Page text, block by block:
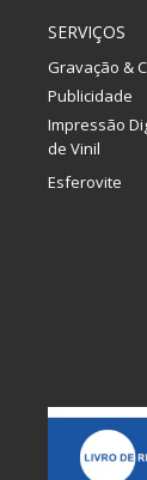
SERVIÇOS
Gravação &
Publicidade
Impressão
de Vinil
Esferovite